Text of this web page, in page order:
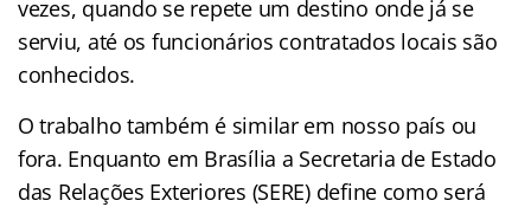
vezes, quando se repete um destino onde já se
serviu, até os funcionários contratados locais são
conhecidos.
O trabalho também é similar em nosso país ou
fora. Enquanto em Brasília a Secretaria de Estado
das Relações Exteriores (SERE) define como será